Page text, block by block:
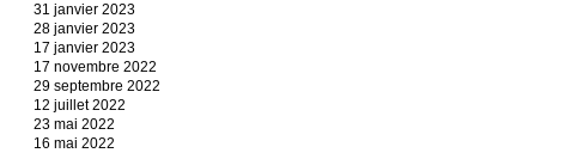
31 janvier 2023
28 janvier 2023
17 janvier 2023
17 novembre 2022
29 septembre 2022
12 juillet 2022
23 mai 2022
16 mai 2022